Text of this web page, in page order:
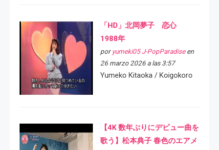
「HD」北岡夢子 恋心
1988年
por yumeki05 J-PopParadiseen
26 marzo 2026 a las 3:57
Yumeko Kitaoka / Koigokoro
【4K 数年ぶりにデビュー曲を
歌う】松本典子 春色のエアメ